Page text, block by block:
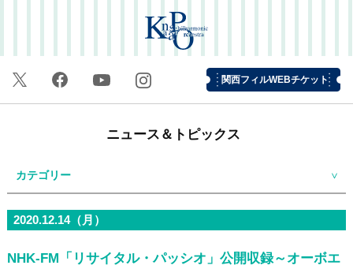
関西フィルWEBチケット
ニュース＆トピックス
カテゴリー
2020.12.14（月）
NHK-FM「リサイタル・パッシオ」公開収録～オーボエ